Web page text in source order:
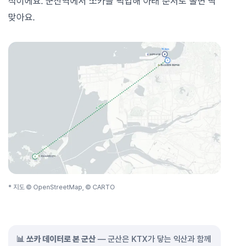
맞아요.
* 지도 © OpenStreetMap, © CARTO
📊 쏘카 데이터로 본 군산 — 군산은 KTX가 닿는 익산과 함께